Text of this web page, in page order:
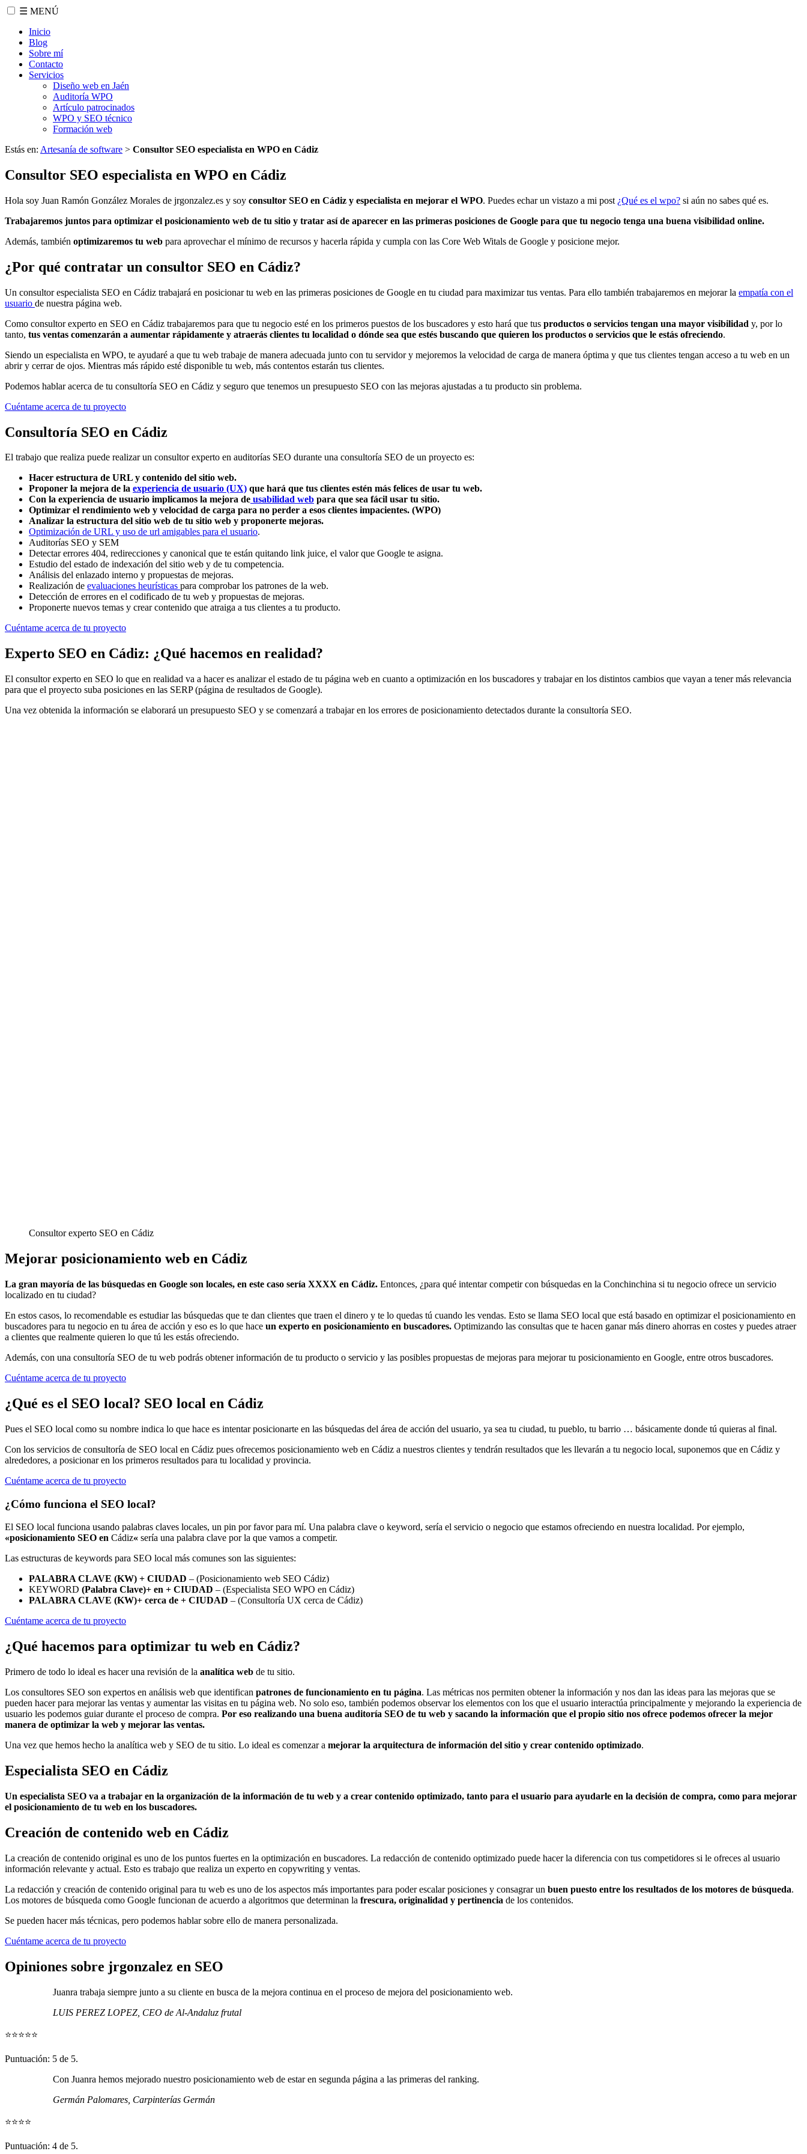
☰ MENÚ
Inicio
Blog
Sobre mí
Contacto
Servicios
Diseño web en Jaén
Auditoría WPO
Artículo patrocinados
WPO y SEO técnico
Formación web
Estás en: Artesanía de software > Consultor SEO especialista en WPO en Cádiz
Consultor SEO especialista en WPO en Cádiz
Hola soy Juan Ramón González Morales de jrgonzalez.es y soy consultor SEO en Cádiz y especialista en mejorar el WPO. Puedes echar un vistazo a mi post ¿Qué es el wpo? si aún no sabes qué es.
Trabajaremos juntos para optimizar el posicionamiento web de tu sitio y tratar así de aparecer en las primeras posiciones de Google para que tu negocio tenga una buena visibilidad online.
Además, también optimizaremos tu web para aprovechar el mínimo de recursos y hacerla rápida y cumpla con las Core Web Witals de Google y posicione mejor.
¿Por qué contratar un consultor SEO en Cádiz?
Un consultor especialista SEO en Cádiz trabajará en posicionar tu web en las primeras posiciones de Google en tu ciudad para maximizar tus ventas. Para ello también trabajaremos en mejorar la empatía con el
usuario de nuestra página web.
Como consultor experto en SEO en Cádiz trabajaremos para que tu negocio esté en los primeros puestos de los buscadores y esto hará que tus productos o servicios tengan una mayor visibilidad y, por lo
tanto, tus ventas comenzarán a aumentar rápidamente y atraerás clientes tu localidad o dónde sea que estés buscando que quieren los productos o servicios que le estás ofreciendo.
Siendo un especialista en WPO, te ayudaré a que tu web trabaje de manera adecuada junto con tu servidor y mejoremos la velocidad de carga de manera óptima y que tus clientes tengan acceso a tu web en un
abrir y cerrar de ojos. Mientras más rápido esté disponible tu web, más contentos estarán tus clientes.
Podemos hablar acerca de tu consultoría SEO en Cádiz y seguro que tenemos un presupuesto SEO con las mejoras ajustadas a tu producto sin problema.
Cuéntame acerca de tu proyecto
Consultoría SEO en Cádiz
El trabajo que realiza puede realizar un consultor experto en auditorías SEO durante una consultoría SEO de un proyecto es:
Hacer estructura de URL y contenido del sitio web.
Proponer la mejora de la experiencia de usuario (UX) que hará que tus clientes estén más felices de usar tu web.
Con la experiencia de usuario implicamos la mejora de usabilidad web para que sea fácil usar tu sitio.
Optimizar el rendimiento web y velocidad de carga para no perder a esos clientes impacientes. (WPO)
Analizar la estructura del sitio web de tu sitio web y proponerte mejoras.
Optimización de URL y uso de url amigables para el usuario.
Auditorías SEO y SEM
Detectar errores 404, redirecciones y canonical que te están quitando link juice, el valor que Google te asigna.
Estudio del estado de indexación del sitio web y de tu competencia.
Análisis del enlazado interno y propuestas de mejoras.
Realización de evaluaciones heurísticas para comprobar los patrones de la web.
Detección de errores en el codificado de tu web y propuestas de mejoras.
Proponerte nuevos temas y crear contenido que atraiga a tus clientes a tu producto.
Cuéntame acerca de tu proyecto
Experto SEO en Cádiz: ¿Qué hacemos en realidad?
El consultor experto en SEO lo que en realidad va a hacer es analizar el estado de tu página web en cuanto a optimización en los buscadores y trabajar en los distintos cambios que vayan a tener más relevancia
para que el proyecto suba posiciones en las SERP (página de resultados de Google).
Una vez obtenida la información se elaborará un presupuesto SEO y se comenzará a trabajar en los errores de posicionamiento detectados durante la consultoría SEO.
Consultor experto SEO en Cádiz
Mejorar posicionamiento web en Cádiz
La gran mayoría de las búsquedas en Google son locales, en este caso sería XXXX en Cádiz. Entonces, ¿para qué intentar competir con búsquedas en la Conchinchina si tu negocio ofrece un servicio
localizado en tu ciudad?
En estos casos, lo recomendable es estudiar las búsquedas que te dan clientes que traen el dinero y te lo quedas tú cuando les vendas. Esto se llama SEO local que está basado en optimizar el posicionamiento en
buscadores para tu negocio en tu área de acción y eso es lo que hace un experto en posicionamiento en buscadores. Optimizando las consultas que te hacen ganar más dinero ahorras en costes y puedes atraer
a clientes que realmente quieren lo que tú les estás ofreciendo.
Además, con una consultoría SEO de tu web podrás obtener información de tu producto o servicio y las posibles propuestas de mejoras para mejorar tu posicionamiento en Google, entre otros buscadores.
Cuéntame acerca de tu proyecto
¿Qué es el SEO local? SEO local en Cádiz
Pues el SEO local como su nombre indica lo que hace es intentar posicionarte en las búsquedas del área de acción del usuario, ya sea tu ciudad, tu pueblo, tu barrio … básicamente donde tú quieras al final.
Con los servicios de consultoría de SEO local en Cádiz pues ofrecemos posicionamiento web en Cádiz a nuestros clientes y tendrán resultados que les llevarán a tu negocio local, suponemos que en Cádiz y
alrededores, a posicionar en los primeros resultados para tu localidad y provincia.
Cuéntame acerca de tu proyecto
¿Cómo funciona el SEO local?
El SEO local funciona usando palabras claves locales, un pin por favor para mí. Una palabra clave o keyword, sería el servicio o negocio que estamos ofreciendo en nuestra localidad. Por ejemplo,
«posicionamiento SEO en Cádiz« sería una palabra clave por la que vamos a competir.
Las estructuras de keywords para SEO local más comunes son las siguientes:
PALABRA CLAVE (KW) + CIUDAD – (Posicionamiento web SEO Cádiz)
KEYWORD (Palabra Clave)+ en + CIUDAD – (Especialista SEO WPO en Cádiz)
PALABRA CLAVE (KW)+ cerca de + CIUDAD – (Consultoría UX cerca de Cádiz)
Cuéntame acerca de tu proyecto
¿Qué hacemos para optimizar tu web en Cádiz?
Primero de todo lo ideal es hacer una revisión de la analítica web de tu sitio.
Los consultores SEO son expertos en análisis web que identifican patrones de funcionamiento en tu página. Las métricas nos permiten obtener la información y nos dan las ideas para las mejoras que se
pueden hacer para mejorar las ventas y aumentar las visitas en tu página web. No solo eso, también podemos observar los elementos con los que el usuario interactúa principalmente y mejorando la experiencia de
usuario les podemos guiar durante el proceso de compra. Por eso realizando una buena auditoría SEO de tu web y sacando la información que el propio sitio nos ofrece podemos ofrecer la mejor
manera de optimizar la web y mejorar las ventas.
Una vez que hemos hecho la analítica web y SEO de tu sitio. Lo ideal es comenzar a mejorar la arquitectura de información del sitio y crear contenido optimizado.
Especialista SEO en Cádiz
Un especialista SEO va a trabajar en la organización de la información de tu web y a crear contenido optimizado, tanto para el usuario para ayudarle en la decisión de compra, como para mejorar
el posicionamiento de tu web en los buscadores.
Creación de contenido web en Cádiz
La creación de contenido original es uno de los puntos fuertes en la optimización en buscadores. La redacción de contenido optimizado puede hacer la diferencia con tus competidores si le ofreces al usuario
información relevante y actual. Esto es trabajo que realiza un experto en copywriting y ventas.
La redacción y creación de contenido original para tu web es uno de los aspectos más importantes para poder escalar posiciones y consagrar un buen puesto entre los resultados de los motores de búsqueda.
Los motores de búsqueda como Google funcionan de acuerdo a algoritmos que determinan la frescura, originalidad y pertinencia de los contenidos.
Se pueden hacer más técnicas, pero podemos hablar sobre ello de manera personalizada.
Cuéntame acerca de tu proyecto
Opiniones sobre jrgonzalez en SEO
Juanra trabaja siempre junto a su cliente en busca de la mejora continua en el proceso de mejora del posicionamiento web.
LUIS PEREZ LOPEZ, CEO de Al-Andaluz frutal
⭐⭐⭐⭐⭐
Puntuación: 5 de 5.
Con Juanra hemos mejorado nuestro posicionamiento web de estar en segunda página a las primeras del ranking.
Germán Palomares, Carpinterías Germán
⭐⭐⭐⭐
Puntuación: 4 de 5.